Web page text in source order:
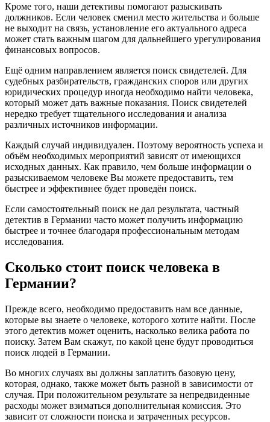
Кроме того, наши детективы помогают разыскивать
должников. Если человек сменил место жительства и больше
не выходит на связь, установление его актуального адреса
может стать важным шагом для дальнейшего урегулирования
финансовых вопросов.
Ещё одним направлением является поиск свидетелей. Для
судебных разбирательств, гражданских споров или других
юридических процедур иногда необходимо найти человека,
который может дать важные показания. Поиск свидетелей
нередко требует тщательного исследования и анализа
различных источников информации.
Каждый случай индивидуален. Поэтому вероятность успеха и
объём необходимых мероприятий зависят от имеющихся
исходных данных. Как правило, чем больше информации о
разыскиваемом человеке Вы можете предоставить, тем
быстрее и эффективнее будет проведён поиск.
Если самостоятельный поиск не дал результата, частный
детектив в Германии часто может получить информацию
быстрее и точнее благодаря профессиональным методам
исследования.
Сколько стоит поиск человека в
Германии?
Прежде всего, необходимо предоставить нам все данные,
которые вы знаете о человеке, которого хотите найти. После
этого детектив может оценить, насколько велика работа по
поиску. Затем Вам скажут, по какой цене будут проводиться
поиск людей в Германии.
Во многих случаях вы должны заплатить базовую цену,
которая, однако, также может быть разной в зависимости от
случая. При положительном результате за непредвиденные
расходы может взиматься дополнительная комиссия. Это
зависит от сложности поиска и затраченных ресурсов.